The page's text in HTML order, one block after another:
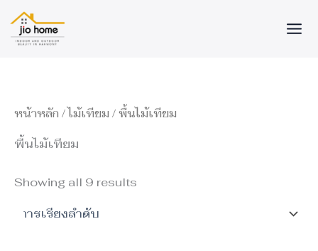
Skip
to
content
หน้าหลัก / ไม้เทียม / พื้นไม้เทียม
พื้นไม้เทียม
Showing all 9 results